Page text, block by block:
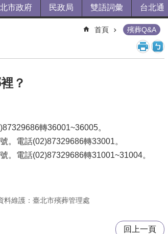
市政府 民政局 雙語詞彙 台北通
首頁 殯葬Q&A
？
轉36001~36005。
。電話(02)87329686轉33001。
。電話(02)87329686轉31001~31004。
料維護：臺北市殯葬管理處
回上一頁